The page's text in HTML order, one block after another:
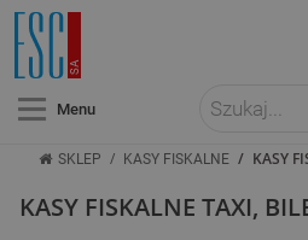
Menu
SKLEP / KASY FISKALNE / KASY
KASY FISKALNE TAXI,